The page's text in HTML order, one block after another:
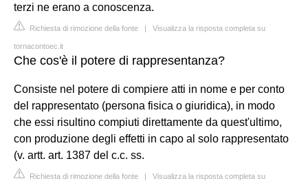
terzi ne erano a conoscenza.
Richiesta di rimozione della fonte | Visualizza la risposta completa su
tornacontoec.it
Che cos'è il potere di rappresentanza?
Consiste nel potere di compiere atti in nome e per conto
del rappresentato (persona fisica o giuridica), in modo
che essi risultino compiuti direttamente da quest'ultimo,
con produzione degli effetti in capo al solo rappresentato
(v. artt. art. 1387 del c.c. ss.
Richiesta di rimozione della fonte | Visualizza la risposta completa su